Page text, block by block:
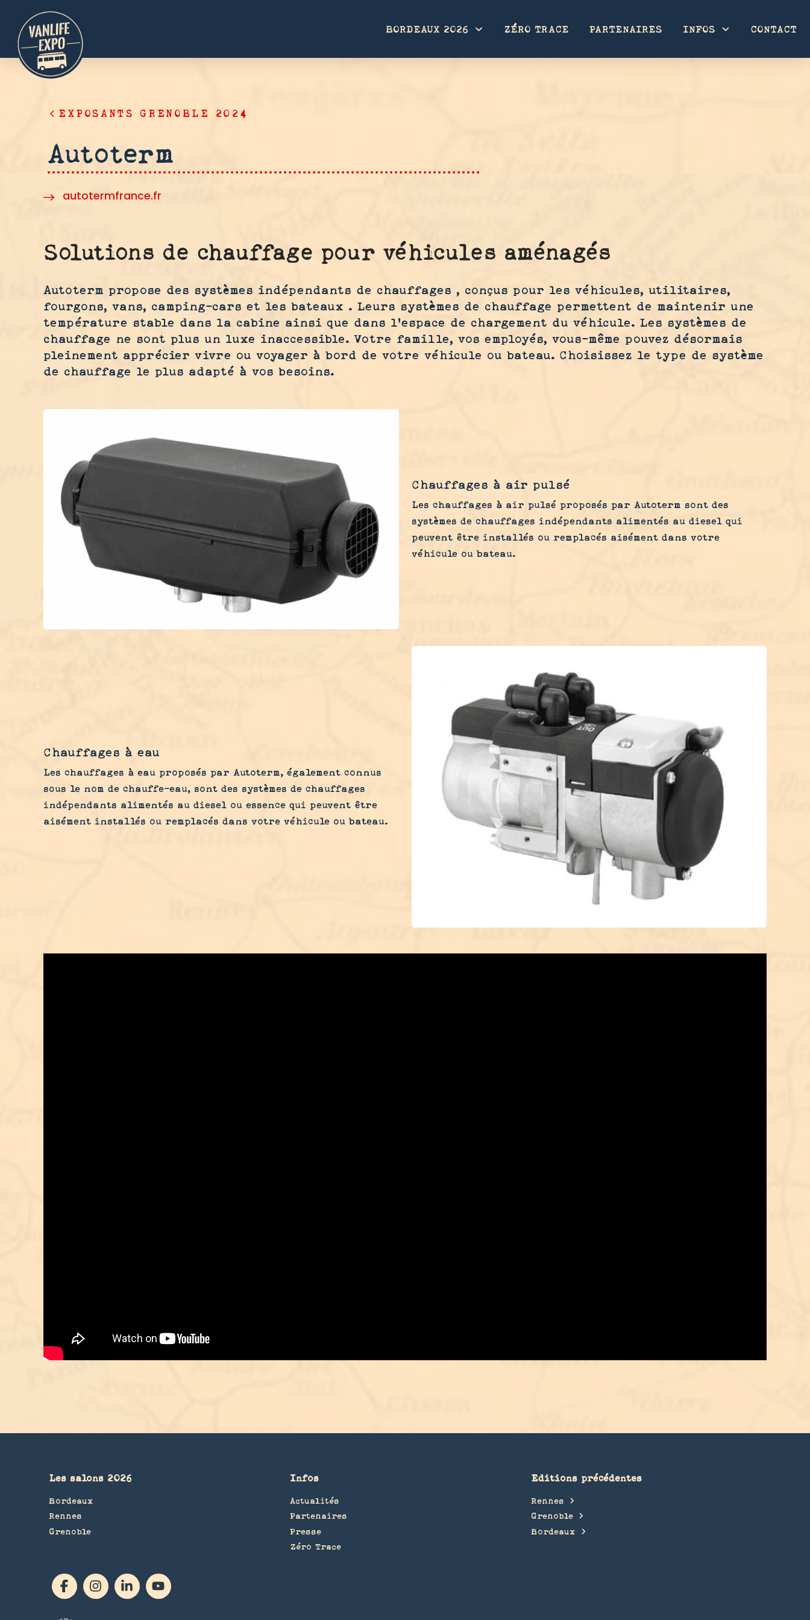
BORDEAUX 2026 ZÉRO TRACE PARTENAIRES INFOS CONTACT
EXPOSANTS GRENOBLE 2024
Autoterm
autotermfrance.fr
Solutions de chauffage pour véhicules aménagés
Autoterm propose des systèmes indépendants de chauffages , conçus pour les véhicules, utilitaires,
fourgons, vans, camping-cars et les bateaux . Leurs systèmes de chauffage permettent de maintenir une
température stable dans la cabine ainsi que dans l’espace de chargement du véhicule. Les systèmes de
chauffage ne sont plus un luxe inaccessible. Votre famille, vos employés, vous-même pouvez désormais
pleinement apprécier vivre ou voyager à bord de votre véhicule ou bateau. Choisissez le type de système
de chauffage le plus adapté à vos besoins.
Chauffages à air pulsé
Les chauffages à air pulsé proposés par Autoterm sont des
systèmes de chauffages indépendants alimentés au diesel qui
peuvent être installés ou remplacés aisément dans votre
véhicule ou bateau.
Chauffages à eau
Les chauffages à eau proposés par Autoterm, également connus
sous le nom de chauffe-eau, sont des systèmes de chauffages
indépendants alimentés au diesel ou essence qui peuvent être
aisément installés ou remplacés dans votre véhicule ou bateau.
Les salons 2026
Bordeaux
Rennes
Grenoble
Infos
Actualités
Partenaires
Presse
Zéro Trace
Editions précédentes
Rennes
Grenoble
Bordeaux